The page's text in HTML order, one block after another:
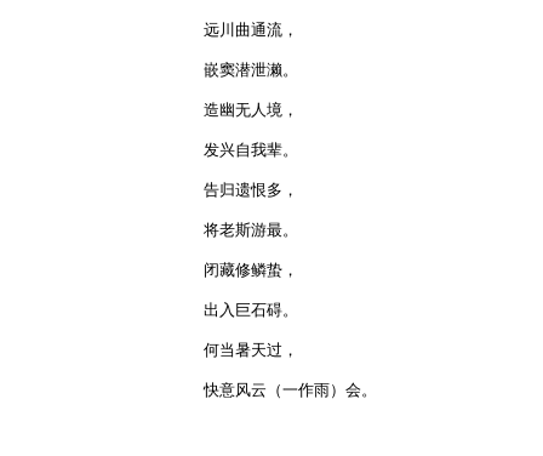
远川曲通流，
嵌窦潜泄濑。
造幽无人境，
发兴自我辈。
告归遗恨多，
将老斯游最。
闭藏修鳞蛰，
出入巨石碍。
何当暑天过，
快意风云（一作雨）会。